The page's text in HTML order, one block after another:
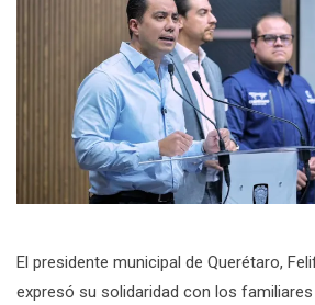
El presidente municipal de Querétaro,
expresó su solidaridad con los